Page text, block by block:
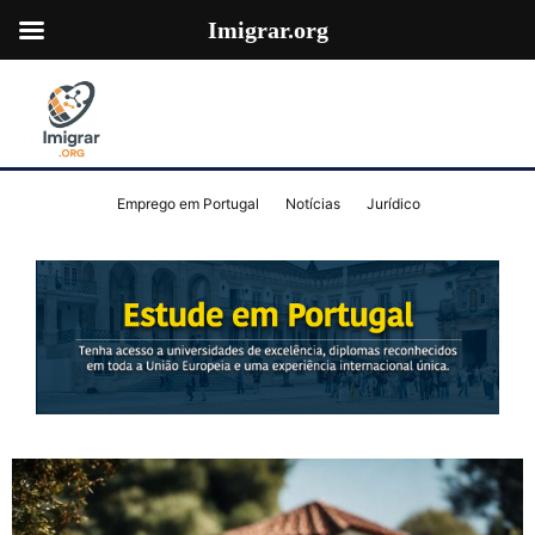
Emprego em Portugal Notícias Jurídico
Imigrar.org